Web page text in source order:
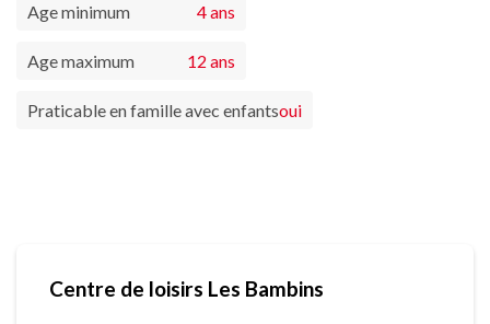
Age minimum
4 ans
Age maximum 12 ans
Praticable en famille avec enfantsoui
Centre de loisirs Les Bambins